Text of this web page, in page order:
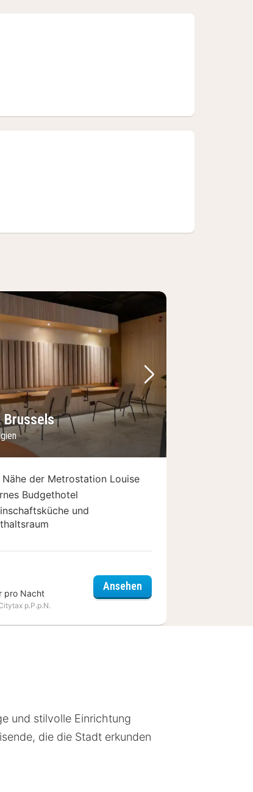
Bild
Nächstes Bild
Brussels
Nähe der Metrostation Louise
Budgethotel
und
pro Nacht
p.P.p.N.
AnsehenCitybox Brussels
und stilvolle Einrichtung
die die Stadt erkunden